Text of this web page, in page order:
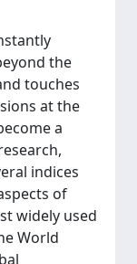
the
touches
at the
a
indices
of
widely used
World